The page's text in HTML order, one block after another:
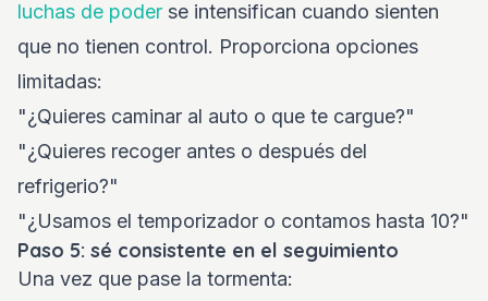
luchas de poder se intensifican cuando sienten
que no tienen control. Proporciona opciones
limitadas:
"¿Quieres caminar al auto o que te cargue?"
"¿Quieres recoger antes o después del
refrigerio?"
"¿Usamos el temporizador o contamos hasta 10?"
Paso 5: sé consistente en el seguimiento
Una vez que pase la tormenta: